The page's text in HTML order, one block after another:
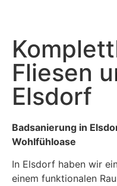
Fliesen
Elsdorf
Badsanierung in
Wohlfühloase
In Elsdorf haben wir
einem funktionalen